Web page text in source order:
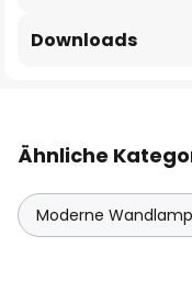
Downloads
Ähnliche
Moderne